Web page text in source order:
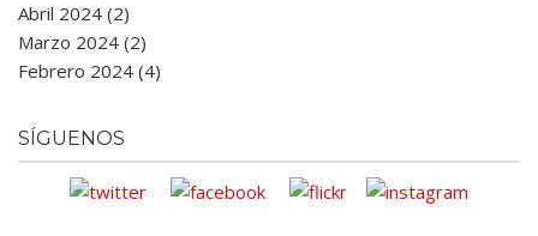
Abril 2024 (2)
Marzo 2024 (2)
Febrero 2024 (4)
SÍGUENOS